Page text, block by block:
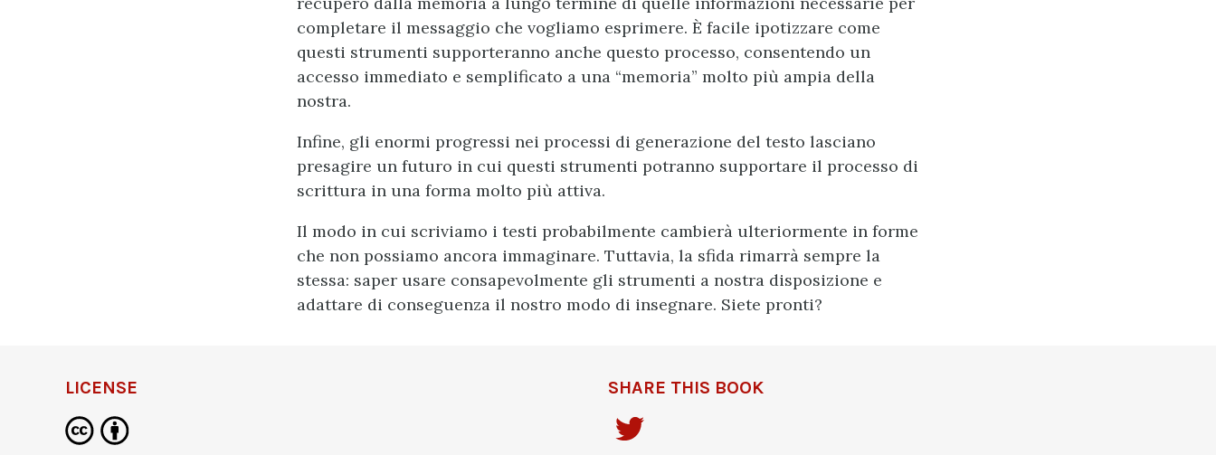
completare il messaggio che vogliamo esprimere. È facile ipotizzare come
questi strumenti supporteranno anche questo processo, consentendo un
accesso immediato e semplificato a una “memoria” molto più ampia della
nostra.
Infine, gli enormi progressi nei processi di generazione del testo lasciano
presagire un futuro in cui questi strumenti potranno supportare il processo di
scrittura in una forma molto più attiva.
Il modo in cui scriviamo i testi probabilmente cambierà ulteriormente in forme
che non possiamo ancora immaginare. Tuttavia, la sfida rimarrà sempre la
stessa: saper usare consapevolmente gli strumenti a nostra disposizione e
adattare di conseguenza il nostro modo di insegnare. Siete pronti?
LICENSE SHARE THIS BOOK